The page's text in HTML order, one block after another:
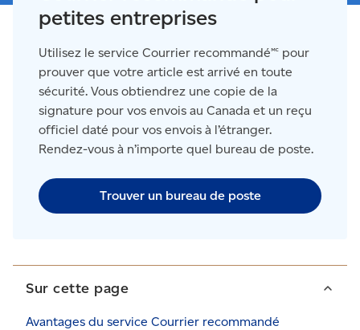
petites entreprises
Utilisez le service Courrier recommandé🅪 pour
prouver que votre article est arrivé en toute
sécurité. Vous obtiendrez une copie de la
signature pour vos envois au Canada et un reçu
officiel daté pour vos envois à l’étranger.
Rendez-vous à n’importe quel bureau de poste.
Trouver un bureau de poste
Sur cette page
Avantages du service Courrier recommandé